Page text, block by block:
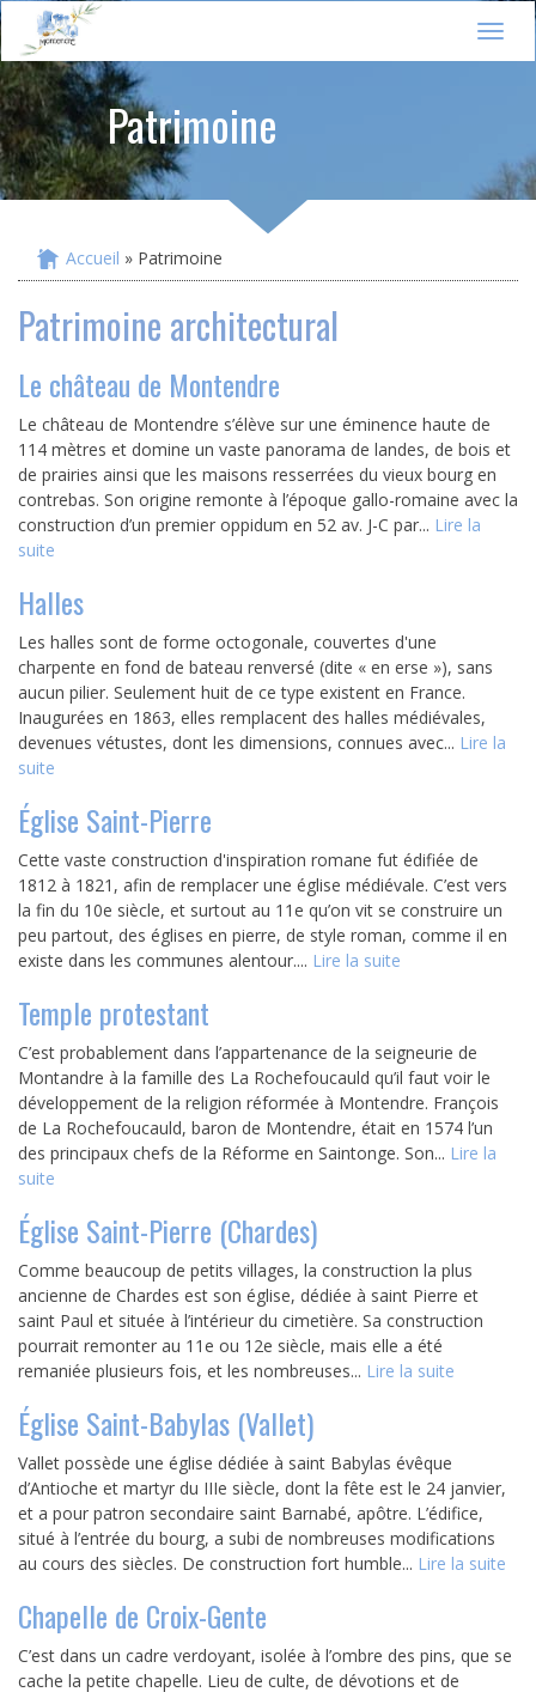
T
o
n
a
Patrimoine
Vous êtes ici
Accueil » Patrimoine
Patrimoine architectural
Le château de Montendre
Le château de Montendre s’élève sur une éminence haute de
114 mètres et domine un vaste panorama de landes, de bois et
de prairies ainsi que les maisons resserrées du vieux bourg en
contrebas. Son origine remonte à l’époque gallo-romaine avec la
construction d’un premier oppidum en 52 av. J-C par... Lire la
suite
Halles
Les halles sont de forme octogonale, couvertes d'une
charpente en fond de bateau renversé (dite « en erse »), sans
aucun pilier. Seulement huit de ce type existent en France.
Inaugurées en 1863, elles remplacent des halles médiévales,
devenues vétustes, dont les dimensions, connues avec... Lire la
suite
Église Saint-Pierre
Cette vaste construction d'inspiration romane fut édifiée de
1812 à 1821, afin de remplacer une église médiévale. C’est vers
la fin du 10e siècle, et surtout au 11e qu’on vit se construire un
peu partout, des églises en pierre, de style roman, comme il en
existe dans les communes alentour.... Lire la suite
Temple protestant
C’est probablement dans l’appartenance de la seigneurie de
Montandre à la famille des La Rochefoucauld qu’il faut voir le
développement de la religion réformée à Montendre. François
de La Rochefoucauld, baron de Montendre, était en 1574 l’un
des principaux chefs de la Réforme en Saintonge. Son... Lire la
suite
Église Saint-Pierre (Chardes)
Comme beaucoup de petits villages, la construction la plus
ancienne de Chardes est son église, dédiée à saint Pierre et
saint Paul et située à l’intérieur du cimetière. Sa construction
pourrait remonter au 11e ou 12e siècle, mais elle a été
remaniée plusieurs fois, et les nombreuses... Lire la suite
Église Saint-Babylas (Vallet)
Vallet possède une église dédiée à saint Babylas évêque
d’Antioche et martyr du IIIe siècle, dont la fête est le 24 janvier,
et a pour patron secondaire saint Barnabé, apôtre. L’édifice,
situé à l’entrée du bourg, a subi de nombreuses modifications
au cours des siècles. De construction fort humble... Lire la suite
Chapelle de Croix-Gente
C’est dans un cadre verdoyant, isolée à l’ombre des pins, que se
cache la petite chapelle. Lieu de culte, de dévotions et de